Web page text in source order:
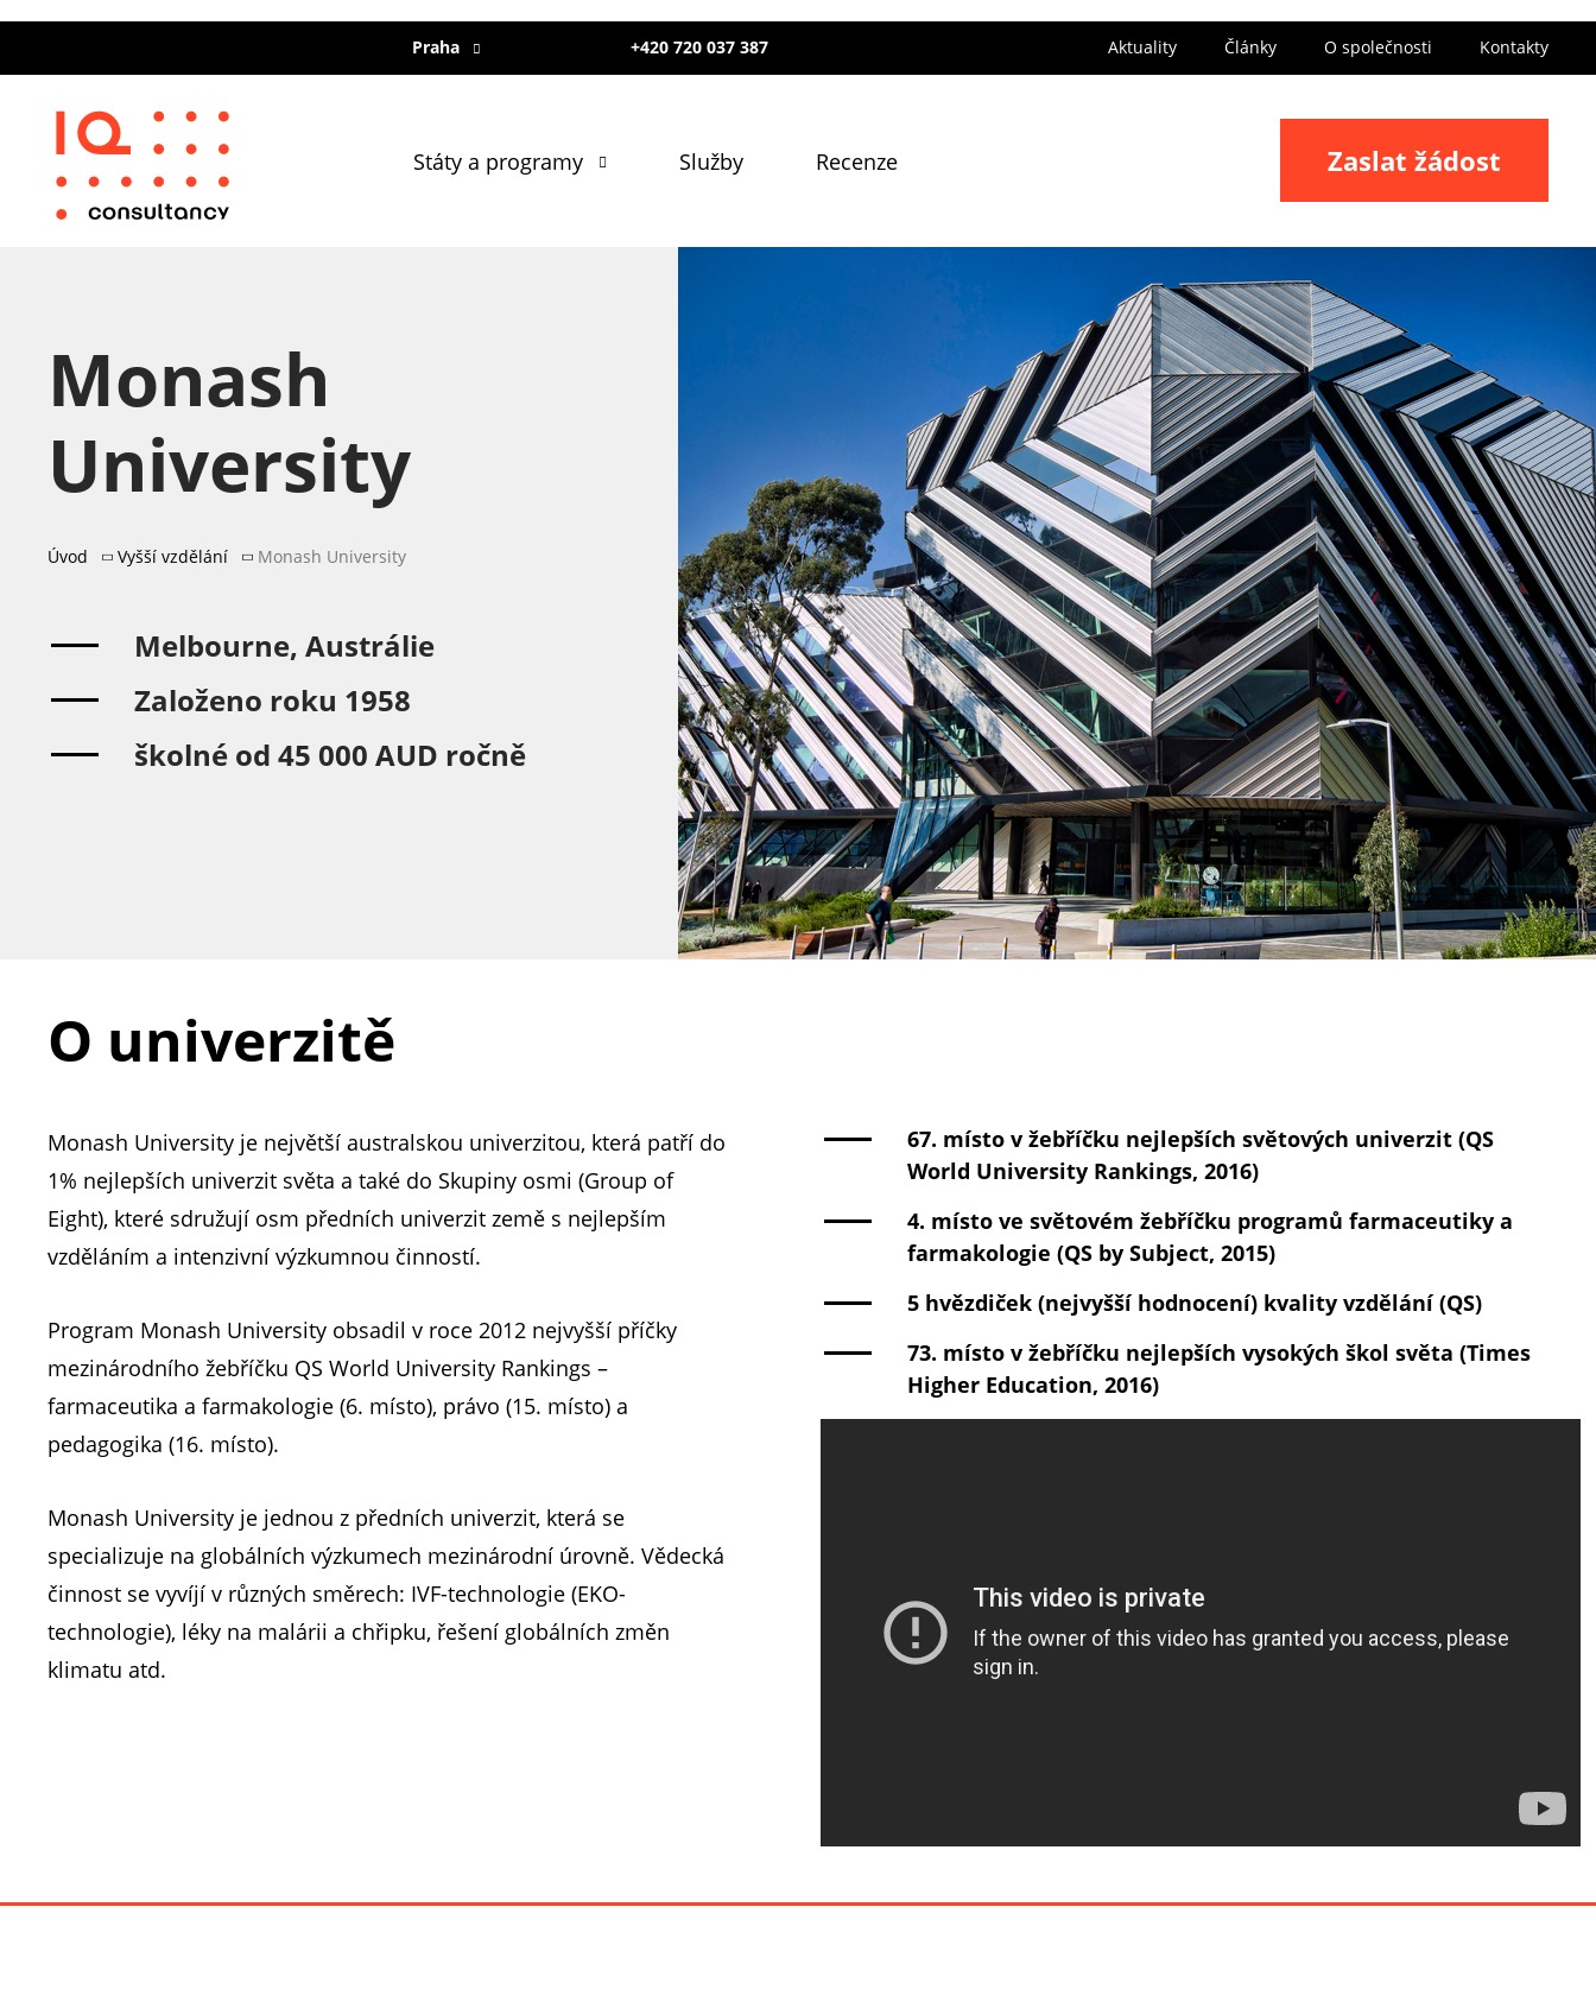
Praha +420 720 037 387 Aktuality Články O společnosti Kontakty
Státy a programy Služby Recenze Zaslat žádost
Monash
University
Úvod Vyšší vzdělání Monash University
Melbourne, Austrálie
Založeno roku 1958
školné od 45 000 AUD ročně
O univerzitě
Monash University je největší australskou univerzitou, která patří do
1% nejlepších univerzit světa a také do Skupiny osmi (Group of
Eight), které sdružují osm předních univerzit země s nejlepším
vzděláním a intenzivní výzkumnou činností.
Program Monash University obsadil v roce 2012 nejvyšší příčky
mezinárodního žebříčku QS World University Rankings –
farmaceutika a farmakologie (6. místo), právo (15. místo) a
pedagogika (16. místo).
Monash University je jednou z předních univerzit, která se
specializuje na globálních výzkumech mezinárodní úrovně. Vědecká
činnost se vyvíjí v různých směrech: IVF-technologie (EKO-
technologie), léky na malárii a chřipku, řešení globálních změn
klimatu atd.
67. místo v žebříčku nejlepších světových univerzit (QS
World University Rankings, 2016)
4. místo ve světovém žebříčku programů farmaceutiky a
farmakologie (QS by Subject, 2015)
5 hvězdiček (nejvyšší hodnocení) kvality vzdělání (QS)
73. místo v žebříčku nejlepších vysokých škol světa (Times
Higher Education, 2016)